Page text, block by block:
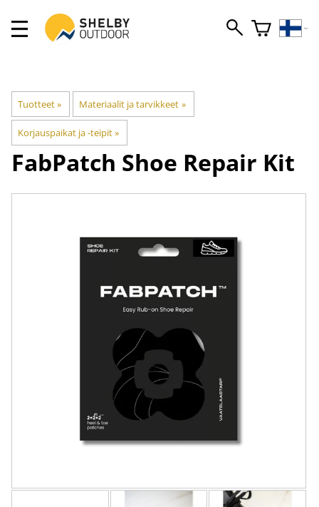
Tuotteet‪» Materiaalit ja tarvikkeet ‪»
Korjauspaikat ja -teipit‪»
FabPatch Shoe Repair Kit